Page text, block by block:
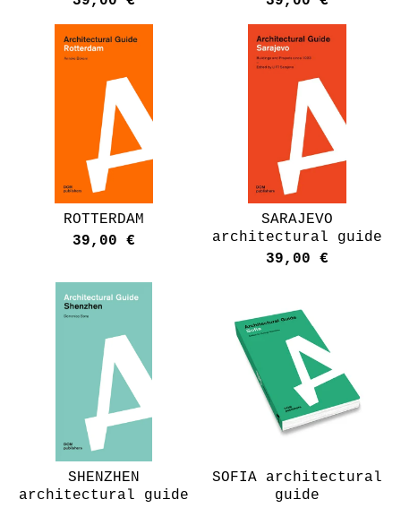
ROTTERDAM
39,00 €
SARAJEVO
architectural guide
39,00 €
SHENZHEN
architectural guide
SOFIA architectural
guide